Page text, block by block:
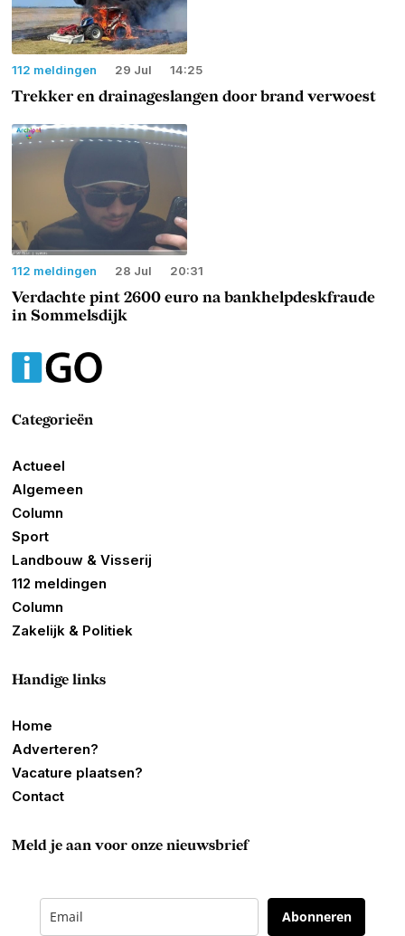
112 meldingen 29 Jul 14:25
Trekker en drainageslangen door brand verwoest
112 meldingen 28 Jul 20:31
Verdachte pint 2600 euro na bankhelpdeskfraude
in Sommelsdijk
Categorieën
Actueel
Algemeen
Column
Sport
Landbouw & Visserij
112 meldingen
Column
Zakelijk & Politiek
Handige links
Home
Adverteren?
Vacature plaatsen?
Contact
Meld je aan voor onze nieuwsbrief
Abonneren